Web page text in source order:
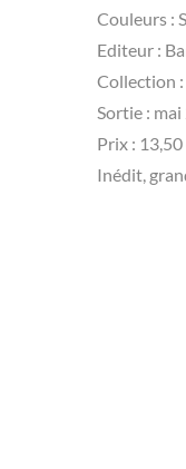
Couleurs :
Editeur :
Collection
Sortie : mai
Prix :
Inédit,